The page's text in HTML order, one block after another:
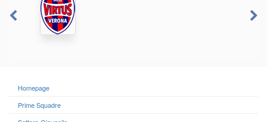
Homepage
Prime Squadre